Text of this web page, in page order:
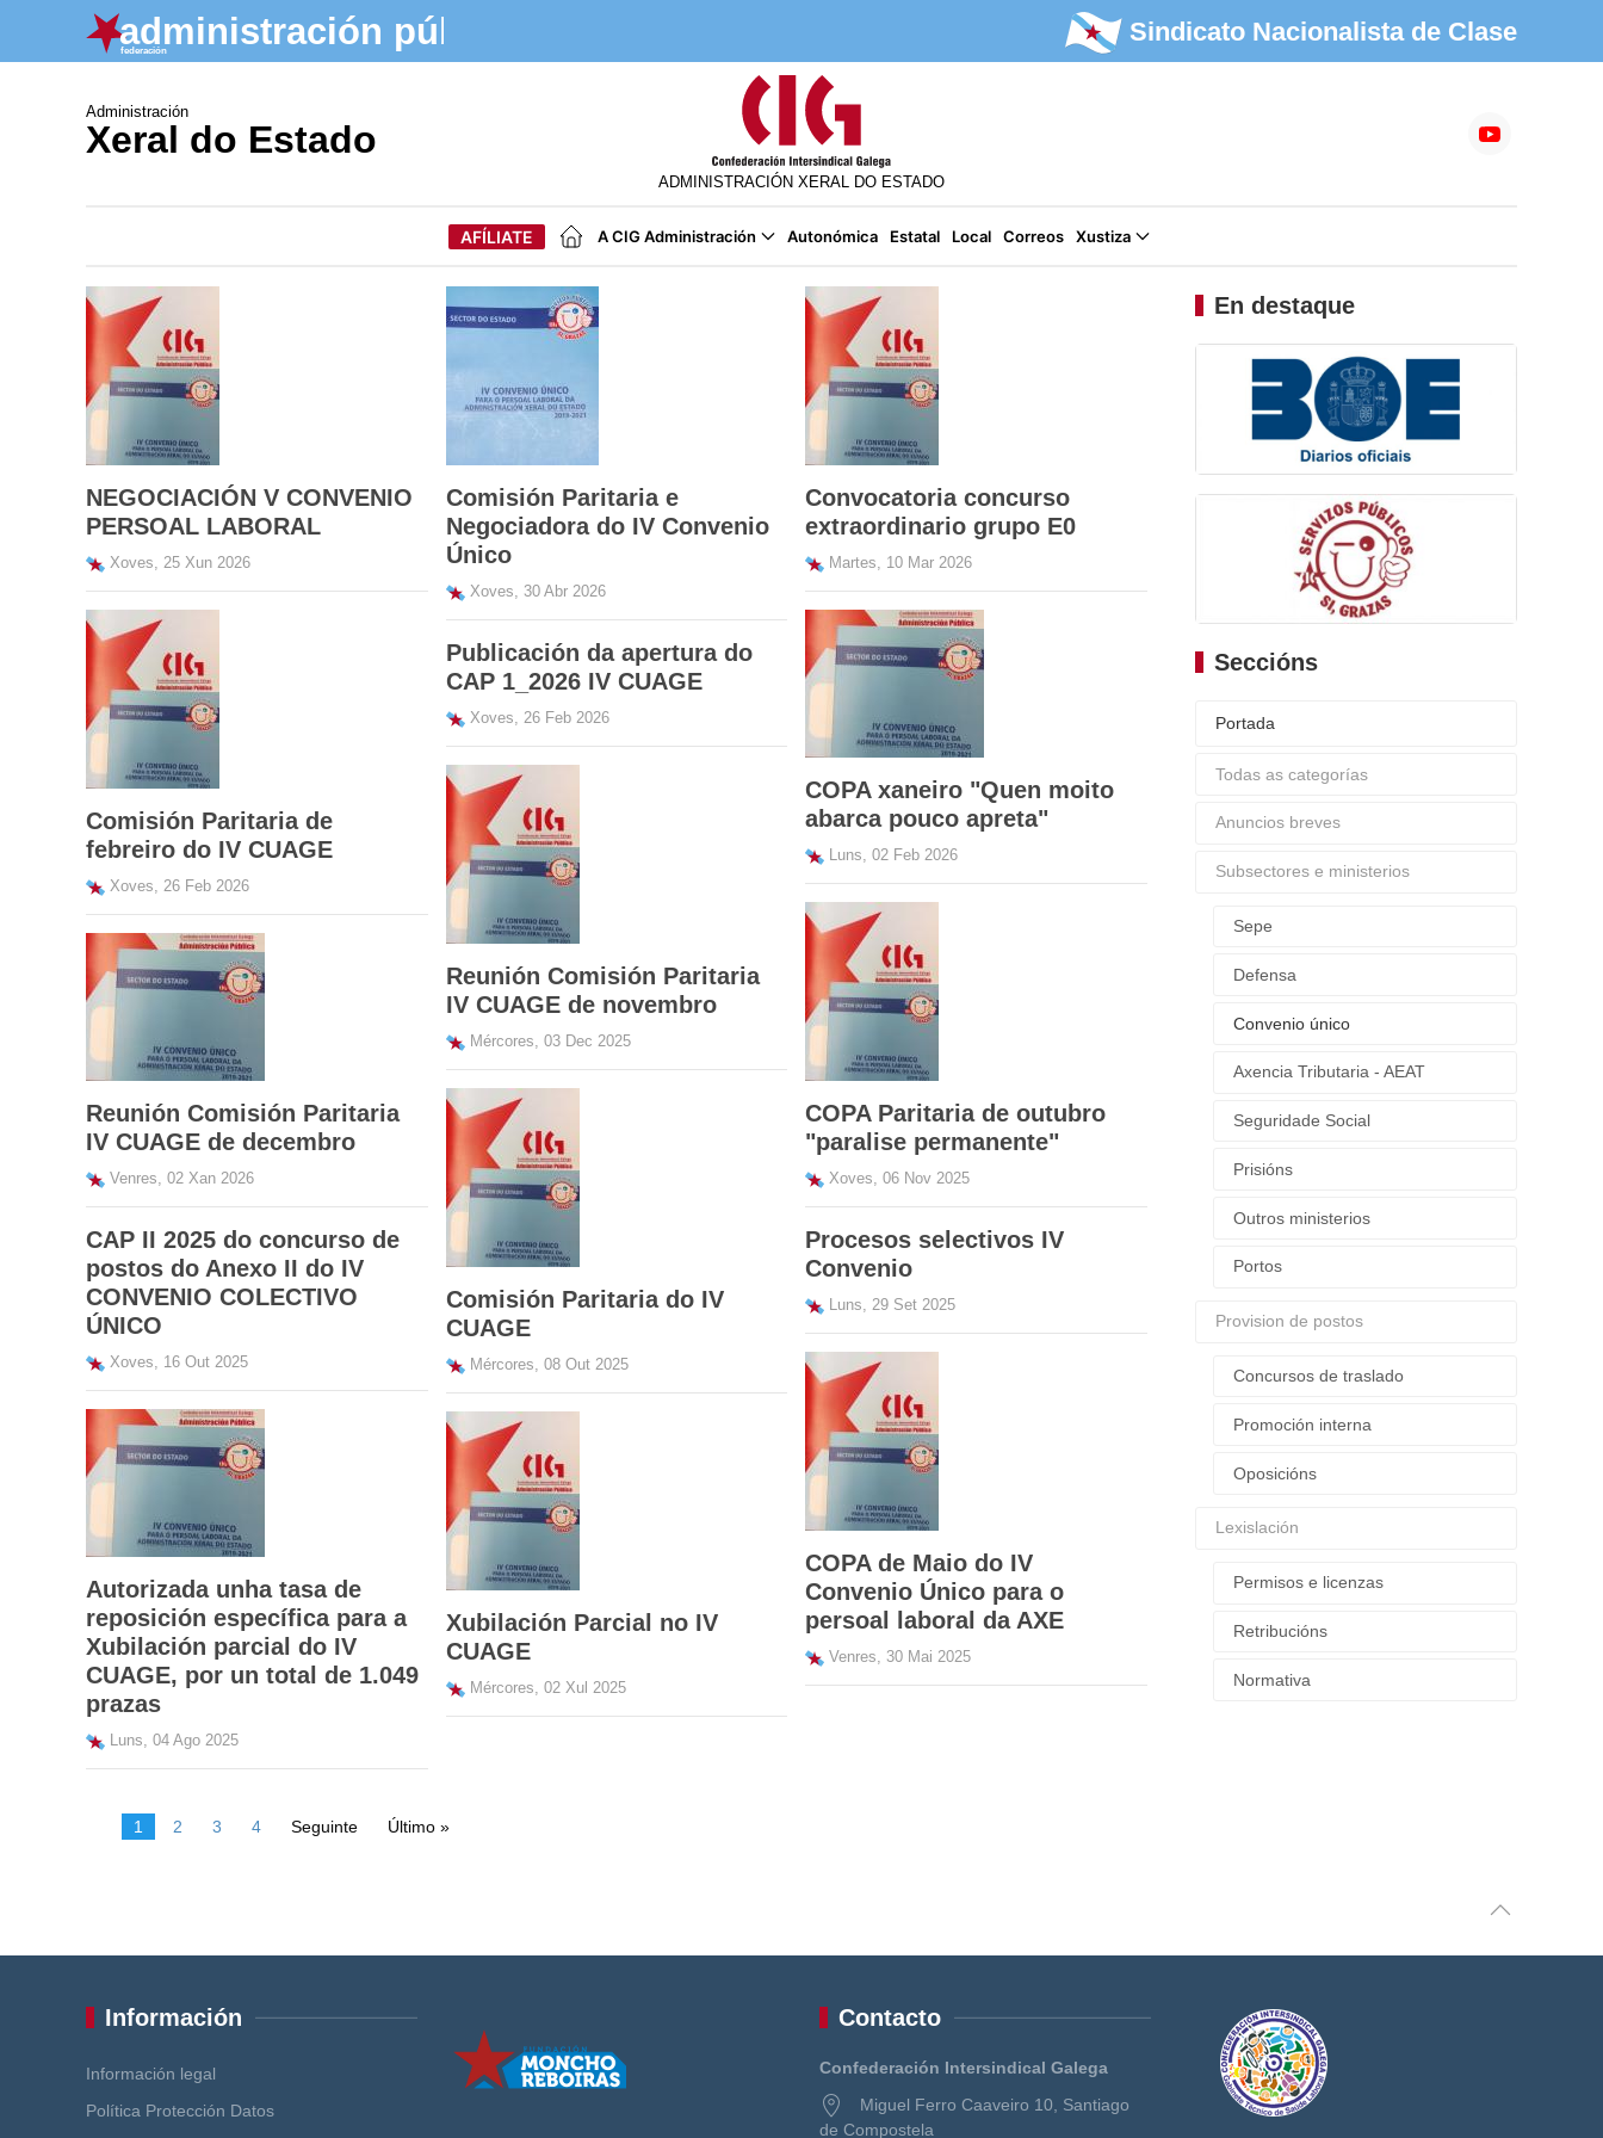
Sindicato Nacionalista de Clase
Administración
Xeral do Estado
ADMINISTRACIÓN XERAL DO ESTADO
AFÍLIATE A CIG Administración Autonómica Estatal Local Correos Xustiza
NEGOCIACIÓN V CONVENIO
PERSOAL LABORAL
Xoves, 25 Xun 2026
Comisión Paritaria e
Negociadora do IV Convenio
Único
Xoves, 30 Abr 2026
Convocatoria concurso
extraordinario grupo E0
Martes, 10 Mar 2026
Comisión Paritaria de
febreiro do IV CUAGE
Xoves, 26 Feb 2026
Publicación da apertura do
CAP 1_2026 IV CUAGE
Xoves, 26 Feb 2026
COPA xaneiro "Quen moito
abarca pouco apreta"
Luns, 02 Feb 2026
Reunión Comisión Paritaria
IV CUAGE de decembro
Venres, 02 Xan 2026
Reunión Comisión Paritaria
IV CUAGE de novembro
Mércores, 03 Dec 2025
COPA Paritaria de outubro
"paralise permanente"
Xoves, 06 Nov 2025
CAP II 2025 do concurso de
postos do Anexo II do IV
CONVENIO COLECTIVO
ÚNICO
Xoves, 16 Out 2025
Comisión Paritaria do IV
CUAGE
Mércores, 08 Out 2025
Procesos selectivos IV
Convenio
Luns, 29 Set 2025
Autorizada unha tasa de
reposición específica para a
Xubilación parcial do IV
CUAGE, por un total de 1.049
prazas
Luns, 04 Ago 2025
Xubilación Parcial no IV
CUAGE
Mércores, 02 Xul 2025
COPA de Maio do IV
Convenio Único para o
persoal laboral da AXE
Venres, 30 Mai 2025
1 2 3 4 Seguinte Último »
En destaque
Seccións
Portada
Todas as categorías
Anuncios breves
Subsectores e ministerios
Sepe
Defensa
Convenio único
Axencia Tributaria - AEAT
Seguridade Social
Prisións
Outros ministerios
Portos
Provision de postos
Concursos de traslado
Promoción interna
Oposicións
Lexislación
Permisos e licenzas
Retribucións
Normativa
Información
Información legal
Política Protección Datos
Contacto
Confederación Intersindical Galega
Miguel Ferro Caaveiro 10, Santiago
de Compostela